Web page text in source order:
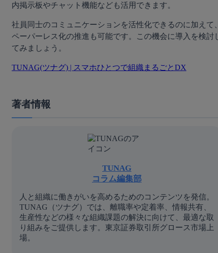
内掲示板やチャット機能なども活用できます。
社員同士のコミュニケーションを活性化できるのに加えて
ペーパーレス化の推進も可能です。この機会に導入を検討
てみましょう。
TUNAG(ツナグ) | スマホひとつで組織まるごとDX
著者情報
TUNAG
コラム編集部
人と組織に働きがいを高めるためのコンテンツを発信。
TUNAG（ツナグ）では、離職率や定着率、情報共有、
生産性などの様々な組織課題の解決に向けて、最適な取
り組みをご提供します。東京証券取引所グロース市場上
場。